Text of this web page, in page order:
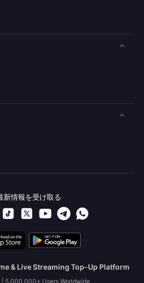
新情報を受け取る
& Live Streaming Top-Up Platform
| 5,000,000+ Users Worldwide